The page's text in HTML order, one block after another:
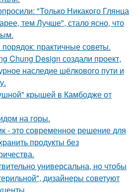
"Только Никакого Глянца
тем Лучше", стало ясно, что
практичные советы.
Chung Design создали проект,
наследие шёлкового пути и
крышей в Камбодже от
на горы.
- это современное решение для
продукты без
универсальна, но чтобы
дизайнеры советуют